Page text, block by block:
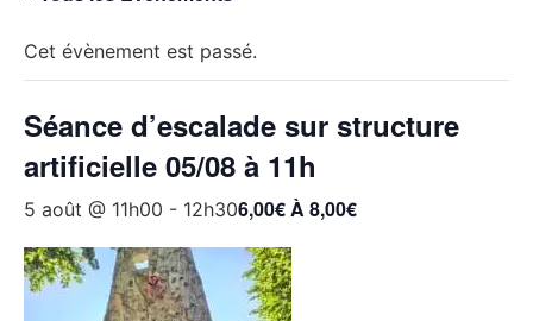
Cet évènement est passé.
Séance d’escalade sur structure
artificielle 05/08 à 11h
5 août @ 11h00 - 12h306,00€ À 8,00€